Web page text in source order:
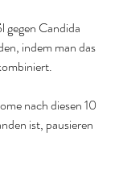
gegen Candida
indem man das
nach diesen 10
ist, pausieren